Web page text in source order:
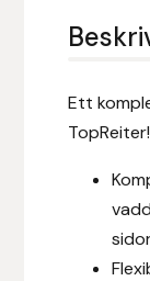
Ett
TopReiter!
Equality Line
EQUES
EQUES |
Eric LeTixerant